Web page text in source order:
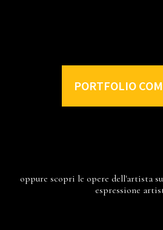
PORTFOLIO
oppure scopri le opere dell'artista
espressione